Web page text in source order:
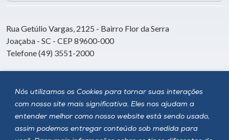
Nós utilizamos os Cookies para tornar suas interações
com nosso site mais significativa. Eles nos ajudam a
entender melhor como nosso website está sendo usado,
assim podemos entregar conteúdo sob medida para
Rua Getúlio Vargas, 2125 - Bairro Flor da Serra
Joaçaba - SC - CEP 89600-000
Telefone (49) 3551-2000
Siga a Unoesc